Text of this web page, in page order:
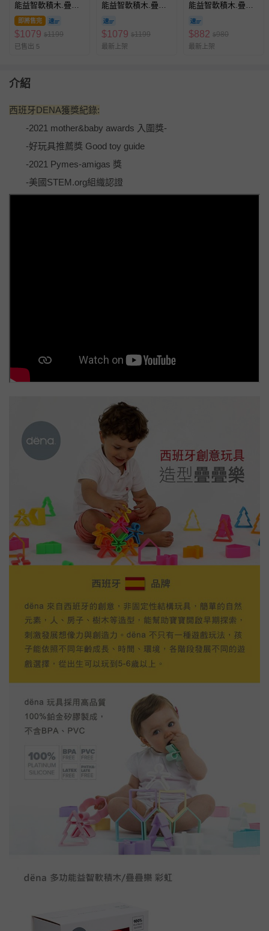
能益智軟積木.疊疊
樂-彩虹10入-夢幻色
(有3色可選)
即將售完
$1079 $1199
已售出 5
能益智軟積木.疊疊
樂-小人物+小房子
+小樹木3入-螢光色
(有3色可選)
$1079 $1199
最新上架
能益智軟積木.疊疊
樂-動物朋友-大地色
(有3色可選)
$882 $980
最新上架
介紹
西班牙DENA獲獎紀錄:
-2021 mother&baby awards 入圍獎-
-好玩具推薦獎 Good toy guide
-2021 Pymes-amigas 獎
-美國STEM.org組織認證